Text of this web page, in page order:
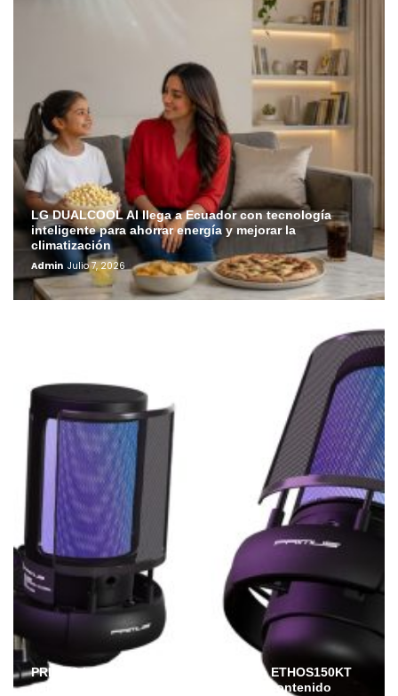
LG DUALCOOL AI llega a Ecuador con tecnología
inteligente para ahorrar energía y mejorar la
climatización
Admin Julio 7, 2026
PRIMUS lanza en Ecuador el micrófono ETHOS150KT
para streamers, gamers y creadores de contenido